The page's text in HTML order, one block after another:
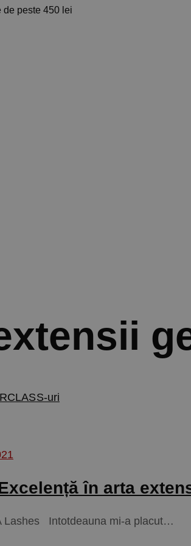
de peste 450 lei
uri
în arta
Lashes Intotdeauna mi-a placut…